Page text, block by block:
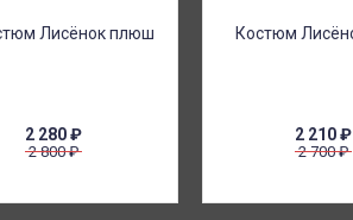
2 280₽
2 800₽
2 210₽
2 700₽